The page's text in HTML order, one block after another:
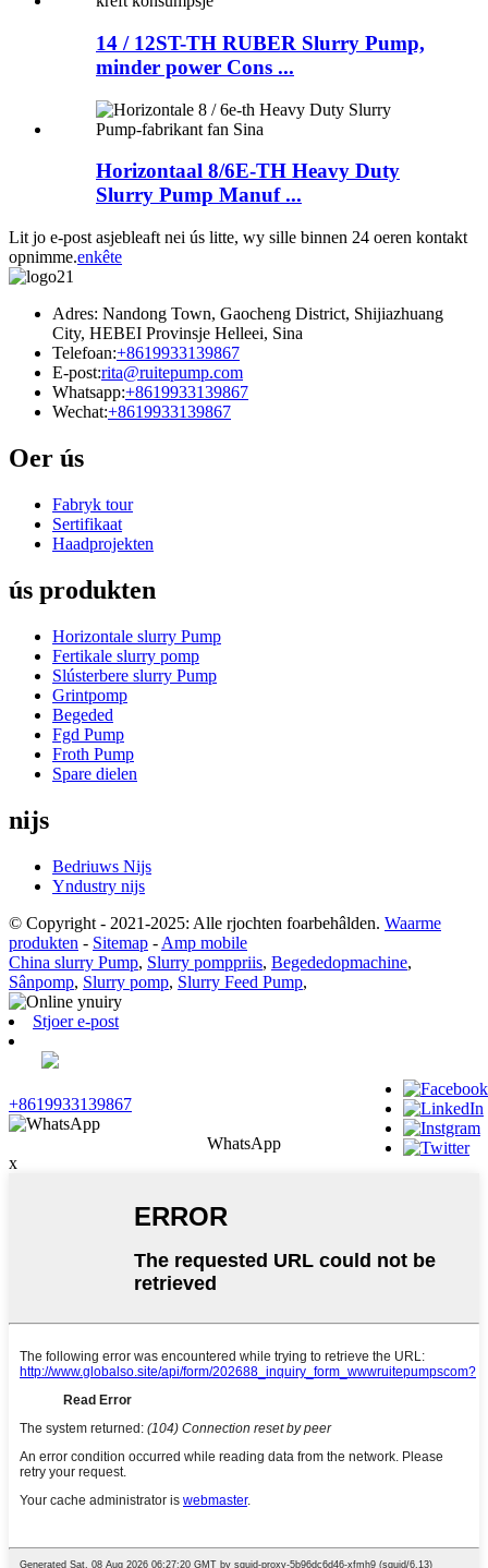
14 / 12ST-TH RUBER Slurry Pump,
minder power Cons ...
Horizontaal 8/6E-TH Heavy Duty
Slurry Pump Manuf ...
Lit jo e-post asjebleaft nei ús litte, wy sille binnen 24 oeren kontakt
opnimme.enkête
Adres: Nandong Town, Gaocheng District, Shijiazhuang
City, HEBEI Provinsje Helleei, Sina
Telefoan:+8619933139867
E-post:rita@ruitepump.com
Whatsapp:+8619933139867
Wechat:+8619933139867
Oer ús
Fabryk tour
Sertifikaat
Haadprojekten
ús produkten
Horizontale slurry Pump
Fertikale slurry pomp
Slústerbere slurry Pump
Grintpomp
Begeded
Fgd Pump
Froth Pump
Spare dielen
nijs
Bedriuws Nijs
Yndustry nijs
© Copyright - 2021-2025: Alle rjochten foarbehâlden. Waarme
produkten - Sitemap - Amp mobile
China slurry Pump, Slurry pomppriis, Begededopmachine,
Sânpomp, Slurry pomp, Slurry Feed Pump,
Stjoer e-post
+8619933139867
WhatsApp
x